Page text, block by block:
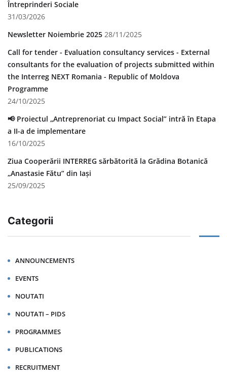
Întreprinderi Sociale
31/03/2026
Newsletter Noiembrie 2025 28/11/2025
Call for tender - Evaluation consultancy services - External
consultants for the evaluation of projects submitted within
the Interreg NEXT Romania - Republic of Moldova
Programme
24/10/2025
📢 Proiectul „Antreprenoriat cu Impact Social” intră în Etapa
a II-a de implementare
16/10/2025
Ziua Cooperării INTERREG sărbătorită la Grădina Botanică
„Anastasie Fătu” din Iași
25/09/2025
Categorii
ANNOUNCEMENTS
EVENTS
NOUTATI
NOUTATI – PIDS
PROGRAMMES
PUBLICATIONS
RECRUITMENT